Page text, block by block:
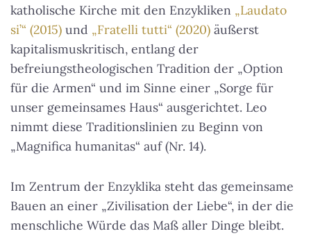
katholische Kirche mit den Enzykliken „Laudato
si’“ (2015) und „Fratelli tutti“ (2020) äußerst
kapitalismuskritisch, entlang der
befreiungstheologischen Tradition der „Option
für die Armen“ und im Sinne einer „Sorge für
unser gemeinsames Haus“ ausgerichtet. Leo
nimmt diese Traditionslinien zu Beginn von
„Magnifica humanitas“ auf (Nr. 14).
Im Zentrum der Enzyklika steht das gemeinsame
Bauen an einer „Zivilisation der Liebe“, in der die
menschliche Würde das Maß aller Dinge bleibt.